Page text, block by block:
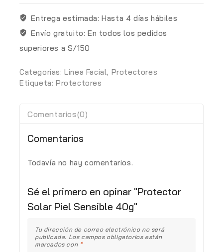
Entrega estimada: Hasta 4 días hábiles
Envío gratuito: En todos los pedidos
superiores a S/150
Categorías:Línea Facial, Protectores
Etiqueta: Protectores
Comentarios(0)
Comentarios
Todavía no hay comentarios.
Sé el primero en opinar "Protector
Solar Piel Sensible 40g"
Tu dirección de correo electrónico no será
publicada. Los campos obligatorios están
marcados con *